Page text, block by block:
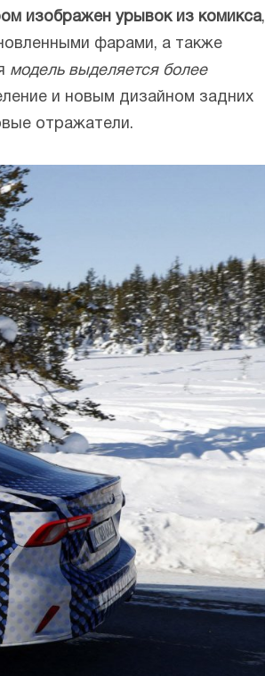
изображен урывок из комикса,
фарами, а также
модель выделяется более
и новым дизайном задних
отражатели.